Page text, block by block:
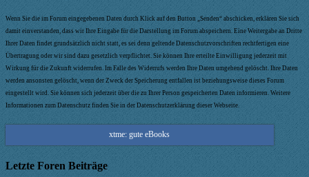
Wenn Sie die im Forum eingegebenen Daten durch Klick auf den Button „Senden“ abschicken, erklären Sie sich
damit einverstanden, dass wir Ihre Eingabe für die Darstellung im Forum abspeichern. Eine Weitergabe an Dritte
Ihrer Daten findet grundsätzlich nicht statt, es sei denn geltende Datenschutzvorschriften rechtfertigen eine
Übertragung oder wir sind dazu gesetzlich verpflichtet. Sie können Ihre erteilte Einwilligung jederzeit mit
Wirkung für die Zukunft widerrufen. Im Falle des Widerrufs werden Ihre Daten umgehend gelöscht. Ihre Daten
werden ansonsten gelöscht, wenn der Zweck der Speicherung entfallen ist beziehungsweise dieses Forum
eingestellt wird. Sie können sich jederzeit über die zu Ihrer Person gespeicherten Daten informieren. Weitere
Informationen zum Datenschutz finden Sie in der Datenschutzerklärung dieser Webseite.
xtme: gute eBooks
Letzte Foren Beiträge